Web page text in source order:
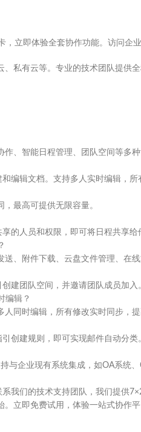
立即体验全套协作功能。访问企
、私有云等。专业的技术团队提供
、智能日程管理、团队空间等多
编辑文档。支持多人实时编辑，所
最高可提供无限容量。
的人员和权限，即可将日程共享给
、附件下载、云盘文件管理、在
建团队空间，并邀请团队成员加入
编辑？
同时编辑，所有修改实时同步，提
创建规则，即可实现邮件自动分类
与企业现有系统集成，如OA系统、
我们的技术支持团队，我们提供
立即免费试用，体验一站式协作平